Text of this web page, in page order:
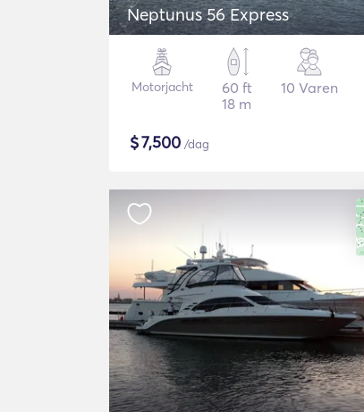
Neptunus 56 Express
Motorjacht
60 ft
18 m
10 Varen
$7,500 /dag